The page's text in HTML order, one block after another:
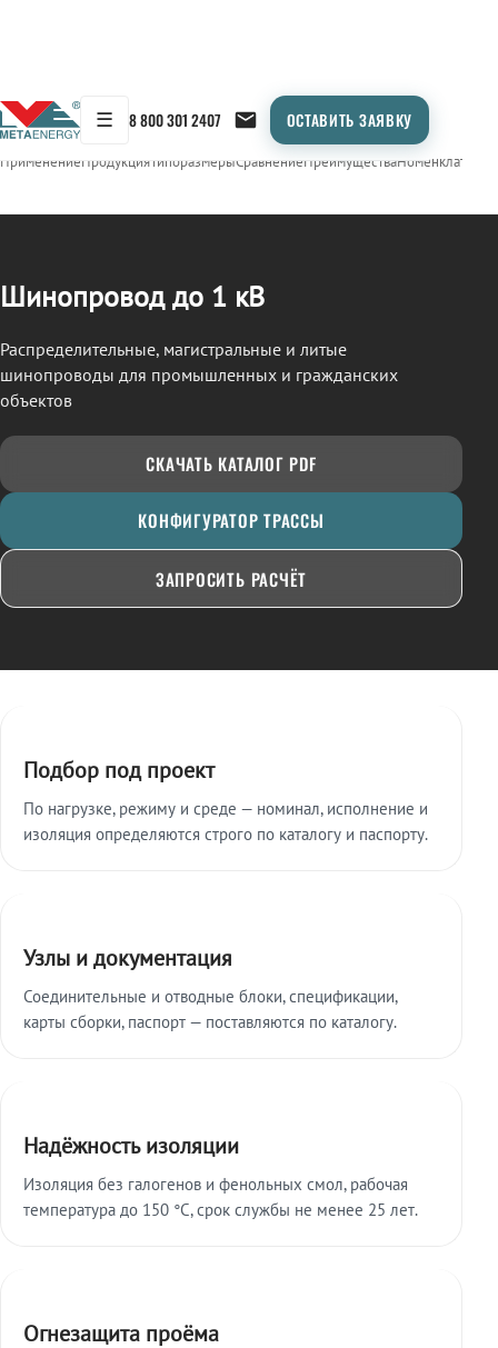
☰ 8 800 301 2407 ОСТАВИТЬ ЗАЯВКУ
← Продукция/ШИНОПРОВОД
ПрименениеПродукцияТипоразмерыСравнениеПреимуществаНоменклатура
Шинопровод до 1 кВ
Распределительные, магистральные и литые
шинопроводы для промышленных и гражданских
объектов
СКАЧАТЬ КАТАЛОГ PDF
КОНФИГУРАТОР ТРАССЫ
ЗАПРОСИТЬ РАСЧЁТ
Подбор под проект
По нагрузке, режиму и среде — номинал, исполнение и
изоляция определяются строго по каталогу и паспорту.
Узлы и документация
Соединительные и отводные блоки, спецификации,
карты сборки, паспорт — поставляются по каталогу.
Надёжность изоляции
Изоляция без галогенов и фенольных смол, рабочая
температура до 150 °C, срок службы не менее 25 лет.
Огнезащита проёма